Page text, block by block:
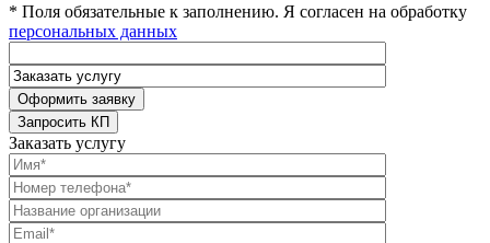
* Поля обязательные к заполнению. Я согласен на обработку
персональных данных
Заказать услугу